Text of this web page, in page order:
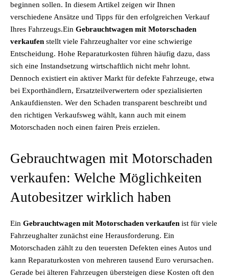
beginnen sollen. In diesem Artikel zeigen wir Ihnen
verschiedene Ansätze und Tipps für den erfolgreichen Verkauf
Ihres Fahrzeugs.Ein Gebrauchtwagen mit Motorschaden
verkaufen stellt viele Fahrzeughalter vor eine schwierige
Entscheidung. Hohe Reparaturkosten führen häufig dazu, dass
sich eine Instandsetzung wirtschaftlich nicht mehr lohnt.
Dennoch existiert ein aktiver Markt für defekte Fahrzeuge, etwa
bei Exporthändlern, Ersatzteilverwertern oder spezialisierten
Ankaufdiensten. Wer den Schaden transparent beschreibt und
den richtigen Verkaufsweg wählt, kann auch mit einem
Motorschaden noch einen fairen Preis erzielen.
Gebrauchtwagen mit Motorschaden
verkaufen: Welche Möglichkeiten
Autobesitzer wirklich haben
Ein Gebrauchtwagen mit Motorschaden verkaufen ist für viele
Fahrzeughalter zunächst eine Herausforderung. Ein
Motorschaden zählt zu den teuersten Defekten eines Autos und
kann Reparaturkosten von mehreren tausend Euro verursachen.
Gerade bei älteren Fahrzeugen übersteigen diese Kosten oft den